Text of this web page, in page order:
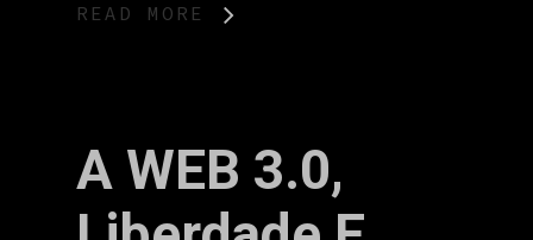
READ MORE
A WEB 3.0,